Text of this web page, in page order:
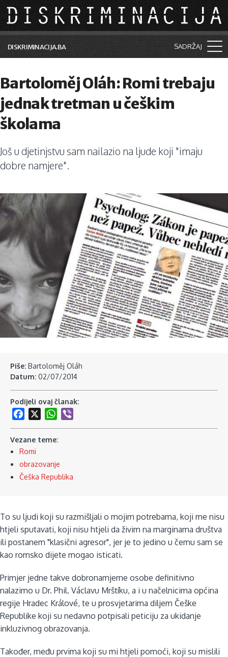
Skip to main content
DISKRIMINACIJA.BA SADRŽAJ
Vijesti i događaji
Aktuelne teme
Kolumne
Lične priče
Saradnja sa medijima
Pretraga
Bartoloměj Oláh: Romi trebaju
jednak tretman u češkim
školama
Još u djetinjstvu sam nailazio na ljude koji "imaju
dobre namjere".
Piše: Bartoloměj Oláh
Datum: 02/07/2014
Podijeli ovaj članak:
Facebook
WhatsApp
Vezane teme:
Romi
obrazovanje
Češka Republika
To su ljudi koji su razmišljali o mojim potrebama, koji me nisu
htjeli sputavati, koji nisu htjeli da živim na marginama društva
ili postanem "klasični agresor", jer je to jedino u čemu sam se
kao romsko dijete mogao isticati.
Primjer jedne takve dobronamjerne osobe definitivno
nalazimo u Dr. Phil. Václavu Mrštíku, a i u načelnicima općina
regije Hradec Králové, te u prosvjetarima diljem Češke
Republike koji su nedavno potpisali peticiju za ukidanje
inkluzivnog obrazovanja.
Također, među prvima koji su mi htjeli pomoći, koji su mislili